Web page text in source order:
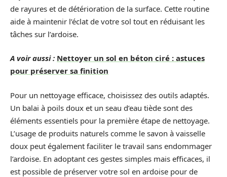
de rayures et de détérioration de la surface. Cette routine
aide à maintenir l’éclat de votre sol tout en réduisant les
tâches sur l’ardoise.
A voir aussi : Nettoyer un sol en béton ciré : astuces
pour préserver sa finition
Pour un nettoyage efficace, choisissez des outils adaptés.
Un balai à poils doux et un seau d’eau tiède sont des
éléments essentiels pour la première étape de nettoyage.
L’usage de produits naturels comme le savon à vaisselle
doux peut également faciliter le travail sans endommager
l’ardoise. En adoptant ces gestes simples mais efficaces, il
est possible de préserver votre sol en ardoise pour de